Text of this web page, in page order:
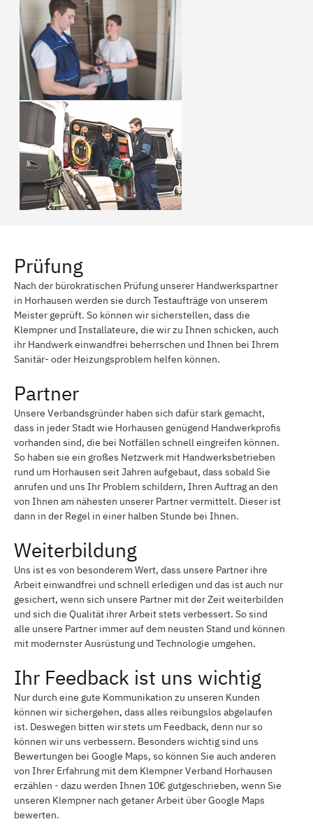
Prüfung
Nach der bürokratischen Prüfung unserer Handwerkspartner
in Horhausen werden sie durch Testaufträge von unserem
Meister geprüft. So können wir sicherstellen, dass die
Klempner und Installateure, die wir zu Ihnen schicken, auch
ihr Handwerk einwandfrei beherrschen und Ihnen bei Ihrem
Sanitär- oder Heizungsproblem helfen können.
Partner
Unsere Verbandsgründer haben sich dafür stark gemacht,
dass in jeder Stadt wie Horhausen genügend Handwerkprofis
vorhanden sind, die bei Notfällen schnell eingreifen können.
So haben sie ein großes Netzwerk mit Handwerksbetrieben
rund um Horhausen seit Jahren aufgebaut, dass sobald Sie
anrufen und uns Ihr Problem schildern, Ihren Auftrag an den
von Ihnen am nähesten unserer Partner vermittelt. Dieser ist
dann in der Regel in einer halben Stunde bei Ihnen.
Weiterbildung
Uns ist es von besonderem Wert, dass unsere Partner ihre
Arbeit einwandfrei und schnell erledigen und das ist auch nur
gesichert, wenn sich unsere Partner mit der Zeit weiterbilden
und sich die Qualität ihrer Arbeit stets verbessert. So sind
alle unsere Partner immer auf dem neusten Stand und können
mit modernster Ausrüstung und Technologie umgehen.
Ihr Feedback ist uns wichtig
Nur durch eine gute Kommunikation zu unseren Kunden
können wir sichergehen, dass alles reibungslos abgelaufen
ist. Deswegen bitten wir stets um Feedback, denn nur so
können wir uns verbessern. Besonders wichtig sind uns
Bewertungen bei Google Maps, so können Sie auch anderen
von Ihrer Erfahrung mit dem Klempner Verband Horhausen
erzählen - dazu werden Ihnen 10€ gutgeschrieben, wenn Sie
unseren Klempner nach getaner Arbeit über Google Maps
bewerten.